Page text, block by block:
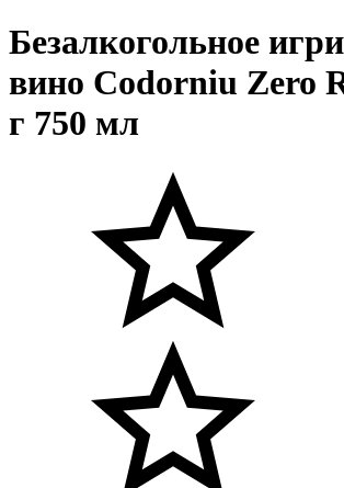
Безалкогольное
вино Codorniu Zero
г 750 мл